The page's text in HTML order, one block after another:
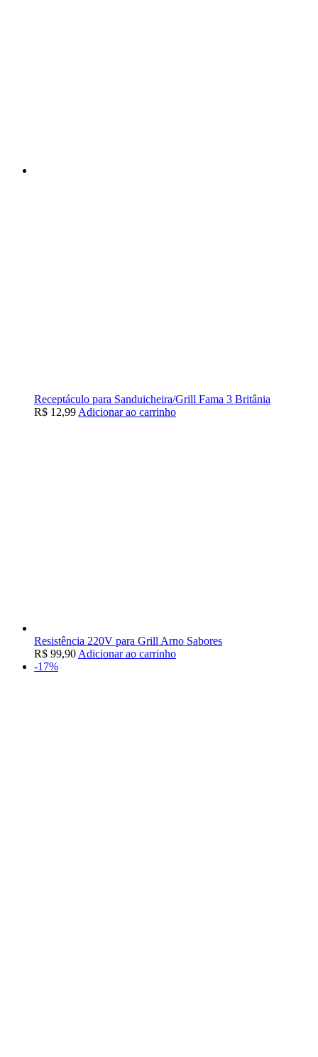
Receptáculo para Sanduicheira/Grill Fama 3 Britânia
R$ 12,99 Adicionar ao carrinho
Resistência 220V para Grill Arno Sabores
R$ 99,90 Adicionar ao carrinho
-17%